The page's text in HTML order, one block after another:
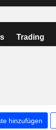
Trading
hinzufügen